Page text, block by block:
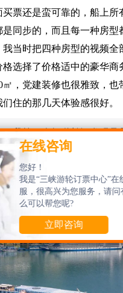
买票还是蛮可靠的，船上所
同步的，而且每一种房型
我当时把四种房型的视频全
格选择了价格适中的豪华商
㎡，党建装修也很雅致，也
住的那几天体验感很好。
：我第一次知道长江发现号
，正好看到长江发现号游
艘游轮还是蛮豪华的，也
大的观景甲板，我当时觉
至少要花五六千，后面在查
价才一两千。 评论
在线咨询
您好！
我是“三峡游轮订票中心”在
服，很高兴为您服务，请问
么可以帮您呢?
立即咨询